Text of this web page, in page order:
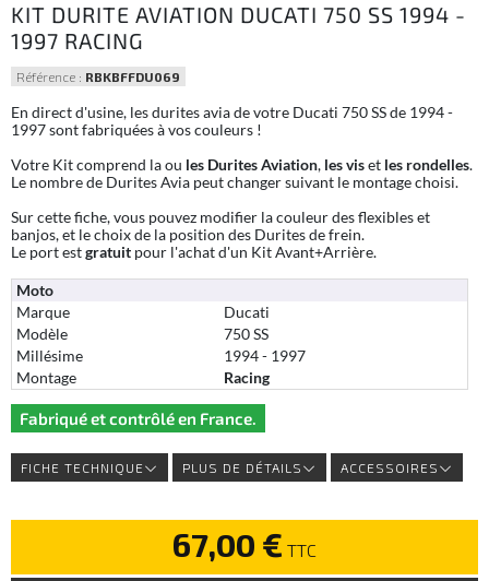
KIT DURITE AVIATION DUCATI 750 SS 1994 -
1997 RACING
Référence : RBKBFFDU069
En direct d'usine, les durites avia de votre Ducati 750 SS de 1994 -
1997 sont fabriquées à vos couleurs !
Votre Kit comprend la ou les Durites Aviation, les viset les rondelles.
Le nombre de Durites Avia peut changer suivant le montage choisi.
Sur cette fiche, vous pouvez modifier la couleur des flexibles et
banjos, et le choix de la position des Durites de frein.
Le port estgratuit pour l'achat d'un Kit Avant+Arrière.
Moto
Marque
Ducati
Modèle
750 SS
Millésime
1994 - 1997
Montage
Racing
Fabriqué et contrôlé en France.
FICHE TECHNIQUE PLUS DE DÉTAILS ACCESSOIRES
67,00 € TTC